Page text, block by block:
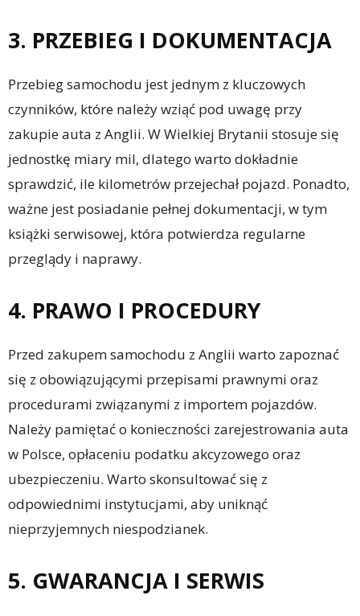
3. PRZEBIEG I DOKUMENTACJA
Przebieg samochodu jest jednym z kluczowych
czynników, które należy wziąć pod uwagę przy
zakupie auta z Anglii. W Wielkiej Brytanii stosuje się
jednostkę miary mil, dlatego warto dokładnie
sprawdzić, ile kilometrów przejechał pojazd. Ponadto,
ważne jest posiadanie pełnej dokumentacji, w tym
książki serwisowej, która potwierdza regularne
przeglądy i naprawy.
4. PRAWO I PROCEDURY
Przed zakupem samochodu z Anglii warto zapoznać
się z obowiązującymi przepisami prawnymi oraz
procedurami związanymi z importem pojazdów.
Należy pamiętać o konieczności zarejestrowania auta
w Polsce, opłaceniu podatku akcyzowego oraz
ubezpieczeniu. Warto skonsultować się z
odpowiednimi instytucjami, aby uniknąć
nieprzyjemnych niespodzianek.
5. GWARANCJA I SERWIS